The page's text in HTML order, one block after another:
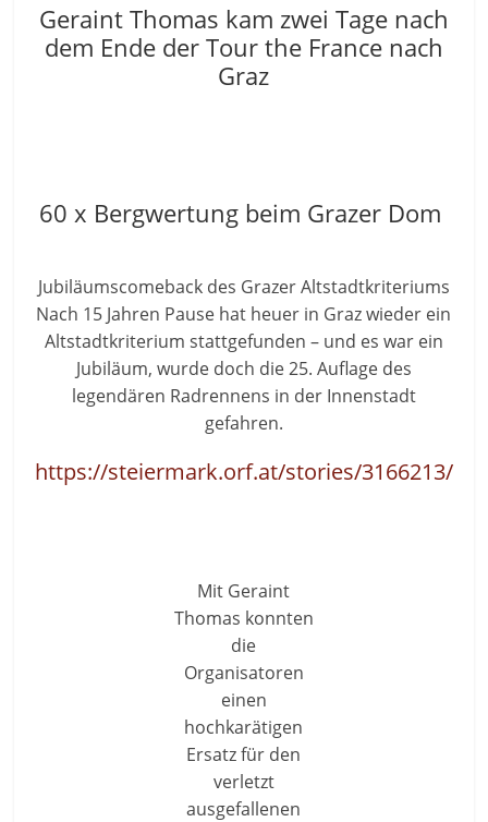
Geraint Thomas kam zwei Tage nach
dem Ende der Tour the France nach
Graz
60 x Bergwertung beim Grazer Dom
Jubiläumscomeback des Grazer Altstadtkriteriums
Nach 15 Jahren Pause hat heuer in Graz wieder ein
Altstadtkriterium stattgefunden – und es war ein
Jubiläum, wurde doch die 25. Auflage des
legendären Radrennens in der Innenstadt
gefahren.
https://steiermark.orf.at/stories/3166213/
Mit Geraint
Thomas konnten
die
Organisatoren
einen
hochkarätigen
Ersatz für den
verletzt
ausgefallenen